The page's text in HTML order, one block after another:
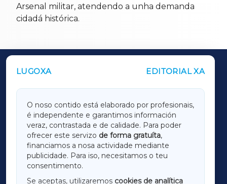
Arsenal militar, atendendo a unha demanda
cidadá histórica.
LUGOXA EDITORIAL XA
O noso contido está elaborado por profesionais,
é independente e garantimos información
veraz, contrastada e de calidade. Para poder
ofrecer este servizo de forma gratuíta,
financiamos a nosa actividade mediante
publicidade. Para iso, necesitamos o teu
consentimento.
Se aceptas, utilizaremos cookies de analítica
OUTROS PERIÓDICOS
LUGOXA
TERRACHAXA